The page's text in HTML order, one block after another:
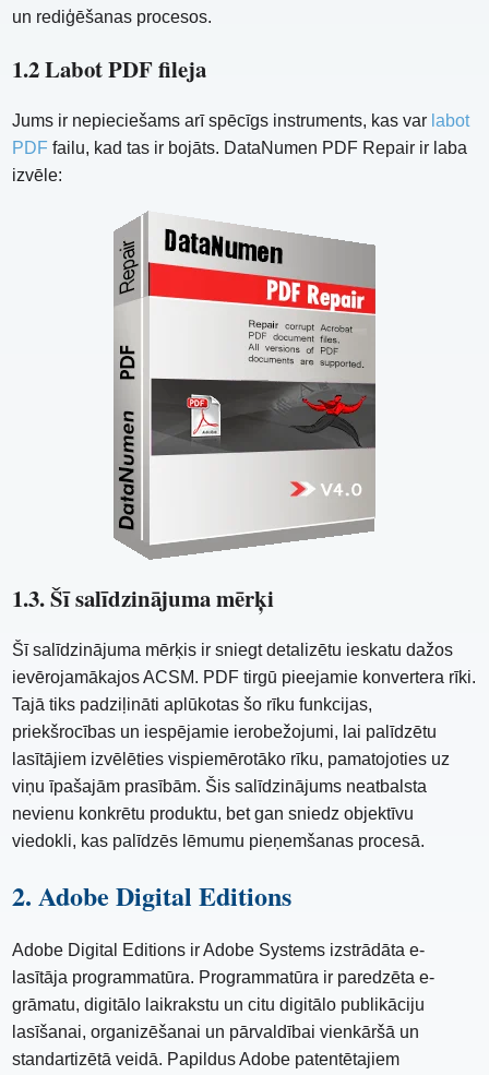
un rediģēšanas procesos.
1.2 Labot PDF fileja
Jums ir nepieciešams arī spēcīgs instruments, kas var labot
PDF failu, kad tas ir bojāts. DataNumen PDF Repair ir laba
izvēle:
1.3. Šī salīdzinājuma mērķi
Šī salīdzinājuma mērķis ir sniegt detalizētu ieskatu dažos
ievērojamākajos ACSM. PDF tirgū pieejamie konvertera rīki.
Tajā tiks padziļināti aplūkotas šo rīku funkcijas,
priekšrocības un iespējamie ierobežojumi, lai palīdzētu
lasītājiem izvēlēties vispiemērotāko rīku, pamatojoties uz
viņu īpašajām prasībām. Šis salīdzinājums neatbalsta
nevienu konkrētu produktu, bet gan sniedz objektīvu
viedokli, kas palīdzēs lēmumu pieņemšanas procesā.
2. Adobe Digital Editions
Adobe Digital Editions ir Adobe Systems izstrādāta e-
lasītāja programmatūra. Programmatūra ir paredzēta e-
grāmatu, digitālo laikrakstu un citu digitālo publikāciju
lasīšanai, organizēšanai un pārvaldībai vienkāršā un
standartizētā veidā. Papildus Adobe patentētajiem